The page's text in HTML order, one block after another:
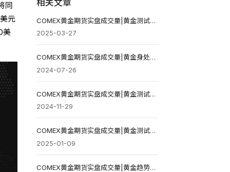
同
元
美
相关文章
COMEX黄金期货实盘成交量|黄金测试通道上沿 短线关注3050美元压力
2025-03-27
COMEX黄金期货实盘成交量|黄金身处下降通道 站上2421美元才能重拾涨势
2024-07-26
COMEX黄金期货实盘成交量|黄金测试关键阻力 站上2689美元有望续涨
2024-11-29
COMEX黄金期货实盘成交量|黄金测试关键阻力 2689美元是短线多空分水岭
2025-01-09
COMEX黄金期货实盘成交量|黄金趋势未改 但关注2753美元阻力